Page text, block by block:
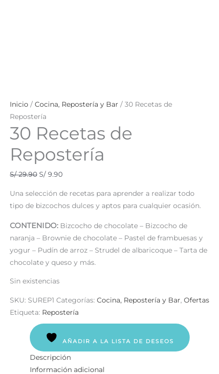
Inicio / Cocina, Repostería y Bar / 30 Recetas de
Repostería
30 Recetas de
Repostería
S/29.90 S/ 9.90
Una selección de recetas para aprender a realizar todo
tipo de bizcochos dulces y aptos para cualquier ocasión.
CONTENIDO: Bizcocho de chocolate – Bizcocho de
naranja – Brownie de chocolate – Pastel de frambuesas y
yogur – Pudín de arroz – Strudel de albaricoque – Tarta de
chocolate y queso y más.
Sin existencias
SKU: SUREP1 Categorías: Cocina, Repostería y Bar, Ofertas
Etiqueta: Repostería
AÑADIR A LA LISTA DE DESEOS
Descripción
Información adicional